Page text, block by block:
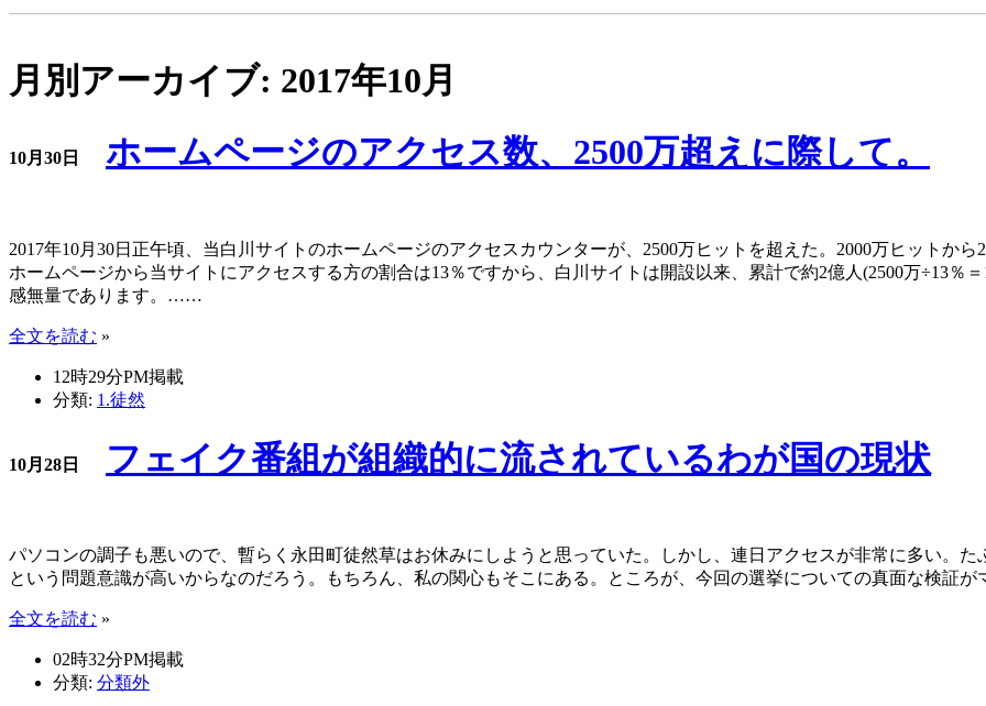
月別アーカイブ: 2017年10月
10月30日 ホームページのアクセス数、2500万超えに際して。
2017年10月30日正午頃、当白川サイトのホームページのアクセスカウンターが、2500万ヒットを超えた。2000万ヒットか
ホームページから当サイトにアクセスする方の割合は13％ですから、白川サイトは開設以来、累計で約2億人(2500万÷13％
感無量であります。……
全文を読む »
12時29分PM掲載
分類: 1.徒然
10月28日 フェイク番組が組織的に流されているわが国の現状
パソコンの調子も悪いので、暫らく永田町徒然草はお休みにしようと思っていた。しかし、連日アクセスが非常に多い。た
という問題意識が高いからなのだろう。もちろん、私の関心もそこにある。ところが、今回の選挙についての真面な検証
全文を読む »
02時32分PM掲載
分類: 分類外